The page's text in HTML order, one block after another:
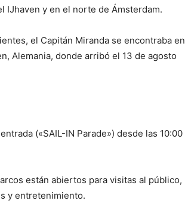
IJhaven y en el norte de Ámsterdam.
el Capitán Miranda se encontraba en
Alemania, donde arribó el 13 de agosto
(«SAIL-IN Parade») desde las 10:00
están abiertos para visitas al público,
y entretenimiento.